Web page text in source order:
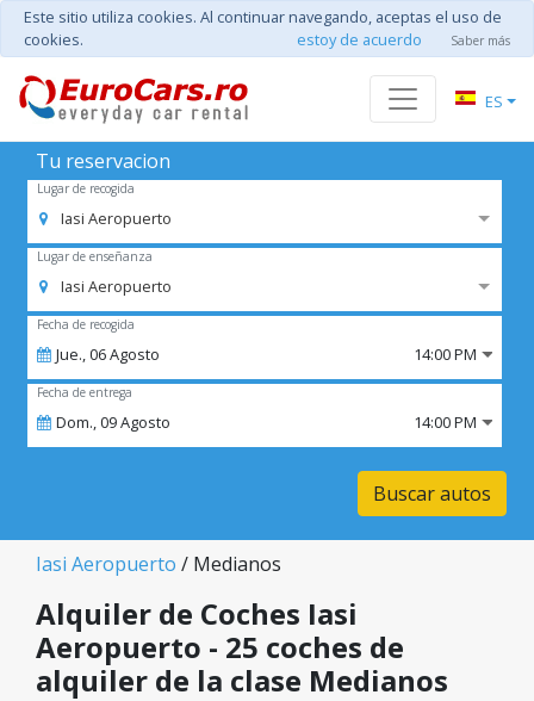
Este sitio utiliza cookies. Al continuar navegando, aceptas el uso de
cookies.
estoy de acuerdo Saber más
ES
Tu reservacion
Lugar de recogida
Iasi Aeropuerto
Lugar de enseñanza
Iasi Aeropuerto
Fecha de recogida
Jue.,06Agosto 14:00 PM
Fecha de entrega
Dom.,09Agosto 14:00 PM
Buscar autos
Iasi Aeropuerto / Medianos
Alquiler de Coches Iasi
Aeropuerto - 25 coches de
alquiler de la clase Medianos